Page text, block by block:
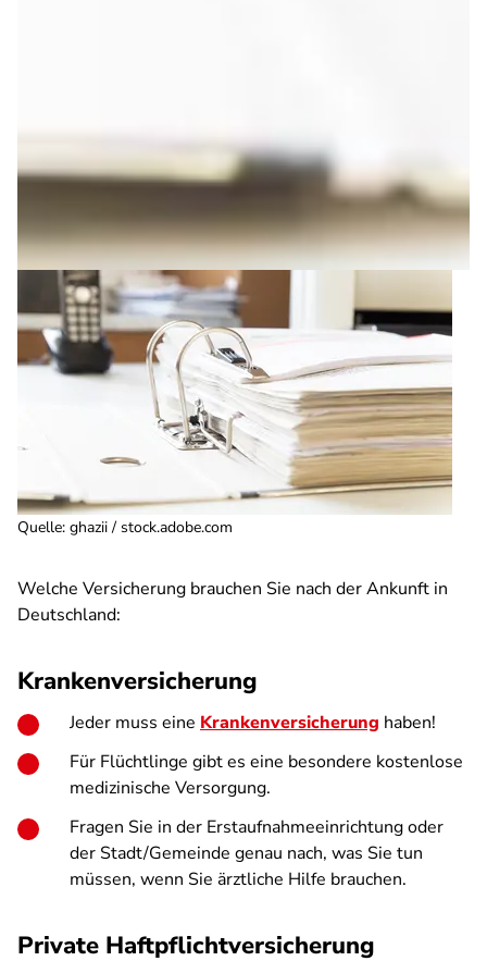
Quelle: ghazii / stock.adobe.com
Welche Versicherung brauchen Sie nach der Ankunft in
Deutschland:
Krankenversicherung
Jeder muss eine Krankenversicherung haben!
Für Flüchtlinge gibt es eine besondere kostenlose
medizinische Versorgung.
Fragen Sie in der Erstaufnahmeeinrichtung oder
der Stadt/Gemeinde genau nach, was Sie tun
müssen, wenn Sie ärztliche Hilfe brauchen.
Private Haftpflichtversicherung